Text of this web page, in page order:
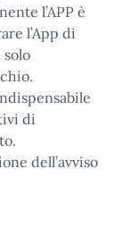
l’APP è
l’App di
di
dell’avviso